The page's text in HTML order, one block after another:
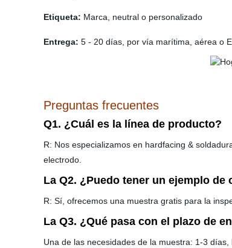
Etiqueta: Marca, neutral o personalizado
Entrega: 5 - 20 días, por vía marítima, aérea o
Preguntas frecuentes
Q1. ¿Cuál es la línea de producto?
R: Nos especializamos en hardfacing &
electrodo.
La Q2. ¿Puedo tener un ejemplo de
R: Sí, ofrecemos una muestra gratis para la
La Q3. ¿Qué pasa con el plazo de
Una de las necesidades de la muestra: 1-3